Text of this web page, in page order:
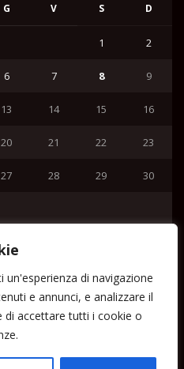
di navigazione
e annunci, e analizzare il
di accettare tutti i cookie o
G V S D
1 2
6 7 8 9
13 14 15 16
20 21 22 23
27 28 29 30